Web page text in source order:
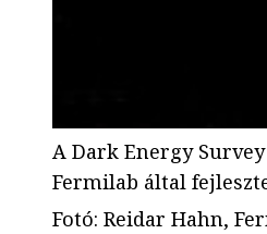
A Dark Energy
Fermilab által
Fotó: Reidar Hahn,